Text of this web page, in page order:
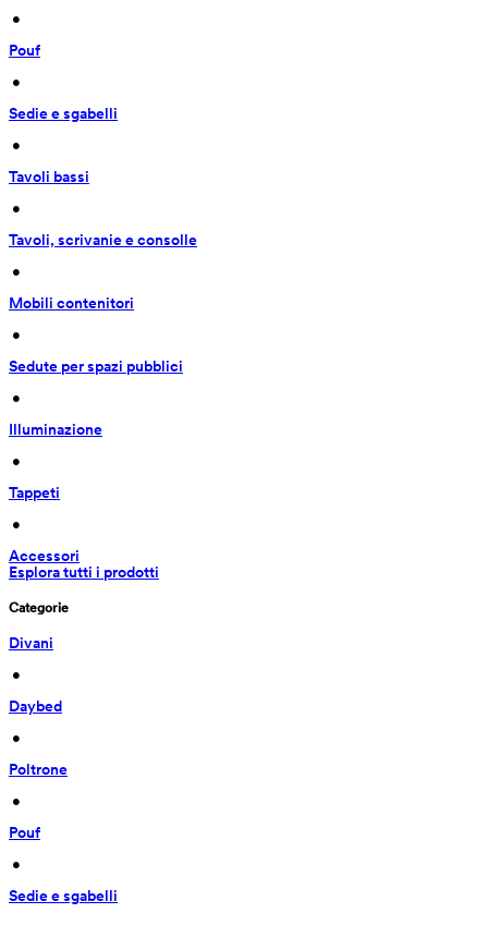
•
Pouf
•
Sedie e sgabelli
•
Tavoli bassi
•
Tavoli, scrivanie e consolle
•
Mobili contenitori
•
Sedute per spazi pubblici
•
Illuminazione
•
Tappeti
•
Accessori
Esplora tutti i prodotti
Categorie
Divani
•
Daybed
•
Poltrone
•
Pouf
•
Sedie e sgabelli